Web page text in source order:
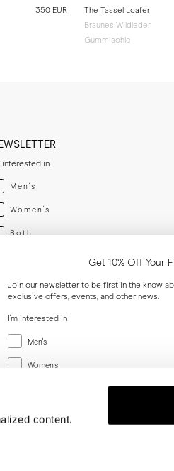
content.
350 EUR
The Tassel Loafer
Braunes Wildleder
Gummisohle
interested in
Men's
Women's
Both
your email adress
Get 10% Off Your
Join our newsletter to be first in the know
exclusive offers, events, and other news.
I'm interested in
Menswear
Men's
Women's
Women's